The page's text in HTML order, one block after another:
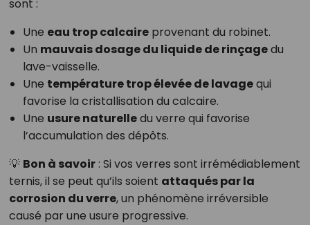
sont :
Une eau trop calcaireprovenant du robinet.
Un mauvais dosage du liquide de rinçagedu
lave-vaisselle.
Une température trop élevée de lavagequi
favorise la cristallisation du calcaire.
Une usure naturelledu verre qui favorise
l’accumulation des dépôts.
💡 Bon à savoir: Si vos verres sont irrémédiablement
ternis, il se peut qu’ils soient attaqués par la
corrosion du verre, un phénomène irréversible
causé par une usure progressive.